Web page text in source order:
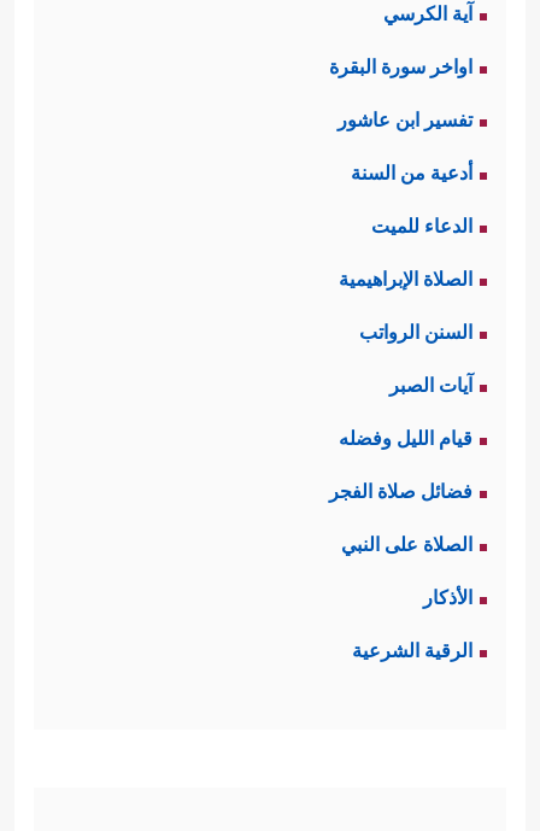
آية الكرسي
اواخر سورة البقرة
تفسير ابن عاشور
أدعية من السنة
الدعاء للميت
الصلاة الإبراهيمية
السنن الرواتب
آيات الصبر
قيام الليل وفضله
فضائل صلاة الفجر
الصلاة على النبي
الأذكار
الرقية الشرعية